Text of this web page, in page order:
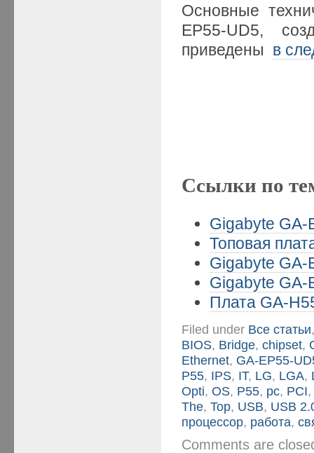
Основные
EP55-UD5,
приведены в
Ссылки по
Gigabyte GA-
Топовая
Gigabyte GA-
Gigabyte GA-
Плата GA-
Filed under Все статьи
BIOS, Bridge,chipset,
Ethernet, GA-EP55-
P55, IPS, IT, LG, LGA,
Opti,OS, P55, pc, PCI
The,Top, USB, USB
процессор, работа,
Comments are